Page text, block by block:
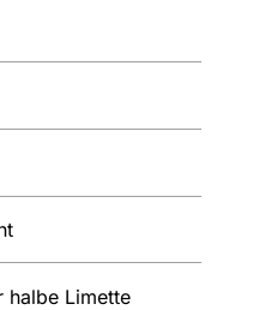
halbe Limette